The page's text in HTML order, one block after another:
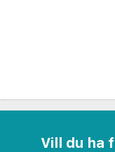
Vill du ha